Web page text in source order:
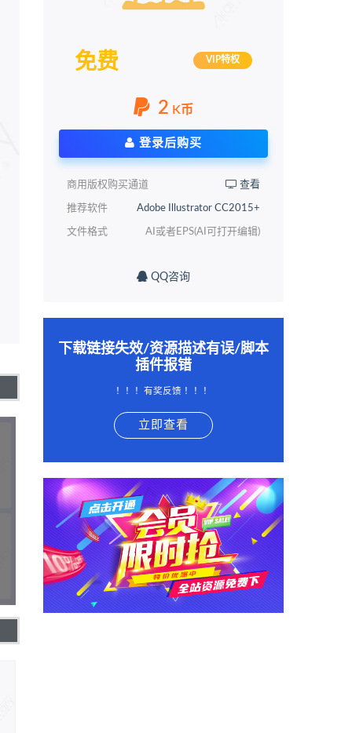
免费 VIP特权
2 K币
登录后购买
商用版权购买通道 查看
推荐软件 Adobe Illustrator CC2015+
文件格式 AI或者EPS(AI可打开编辑)
QQ咨询
下载链接失效/资源描述有误/脚本
插件报错
！！！有奖反馈 ！！！
立即查看